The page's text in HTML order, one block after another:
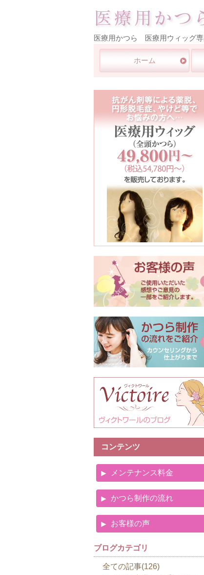
医療用かつら 医療用ウィッグ
ホーム
コンテンツ
メンテナンス料金
かつら制作の流れ
お客様の声
ブログカテゴリ
全ての記事(126)